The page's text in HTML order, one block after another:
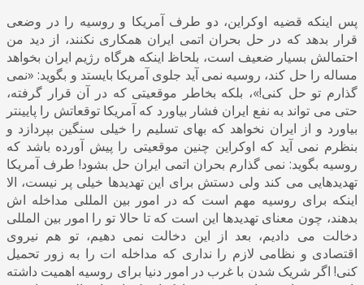
پس اینکه قضیه اوکراین، دو طرف آمریکا و روسیه را در وضعی
قرار بدهد که در حل بحران اتمی ایران همکاری نکنند، از دید من
احتمالش بسیار ضعیف است، بلحاظ اینکه هرگاه رژیم ایران بخواهد
مساله را حل کند، روسیه نمی آید جلوی آمریکا بایستد و بگوید: «نمی
گذارم تو حل کنی!»، بلکه بخاطر موقعیتی که در آن قرار گرفته،
حتی می تواند به نفع ایران فشار بیاورد که آمریکا توقعاتش را پایینتر
بیاورد و از ایران نخواهد که بهای تسلیم را خیلی سنگین بپردازد و
بنظرم نمی آید که اوکراین چنین موقعیتی را پیش آورده باشد که
روسیه بگوید: نمی گذارم بحران اتمی ایران حل بشود! طرف آمریکا
تهدیدهایی می کند ولی دستش برای این تهدیدها خیلی پر نیست، الا
اینکه برای روسیه مهم است که در امور بین المللی مداخله اش
بدهند، چون معنای تهدیدها این است که تا حالا تو را امور بین المللی
دخالت می دادیم، بعد از این دخالت نمی دهیم، تو هم نیروی
اقتصادی و نظامی لازم را نداری که مداخله ات را به زور تحمیل
کنی! اگر شریک شدن با غرب در امور دنیا برای روسیه اهمیت داشته